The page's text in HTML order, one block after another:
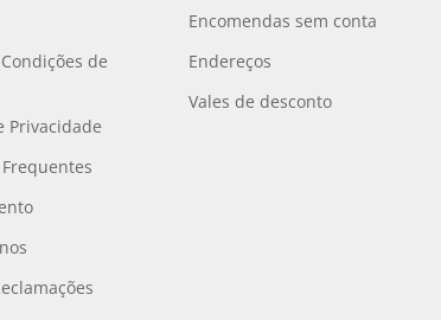
de
Privacidade
Encomendas sem conta
Endereços
Vales de desconto